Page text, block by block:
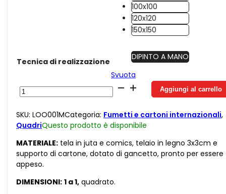
100x100
120x120
150x150
Tecnica di realizzazione
DIPINTO A MANO
Svuota
Juta
Bugs
primo
piano
quantità
Aggiungi al carrello
SKU: LOO001MCategoria: Fumetti e cartoni internazionali,
QuadriQuesto prodotto è disponibile
MATERIALE: tela in juta e comics, telaio in legno 3x3cm e
supporto di cartone, dotato di gancetto, pronto per essere
appeso.
DIMENSIONI: 1 a 1, quadrato.